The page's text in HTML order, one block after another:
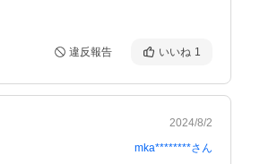
違反報告 いいね 1
2024/8/2
mka********さん